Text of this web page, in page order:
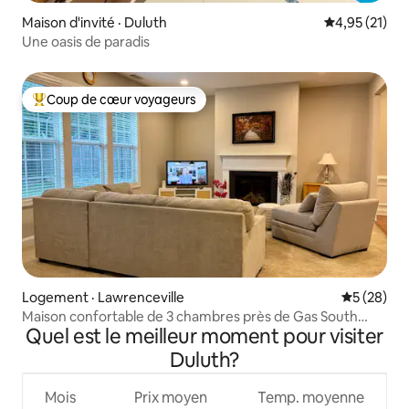
Maison d'invité · Duluth Note
4,95 (21)
Une oasis de paradis
Coup de cœur voyageurs parmi les plus aimés
Coup de cœur voyageurs
Logement · Lawrenceville Note
5 (28)
Maison confortable de 3 chambres près de Gas South
Arena, centre commercial et I-85
Quel est le meilleur moment pour visiter
Duluth?
Mois Prix moyen Temp. moyenne